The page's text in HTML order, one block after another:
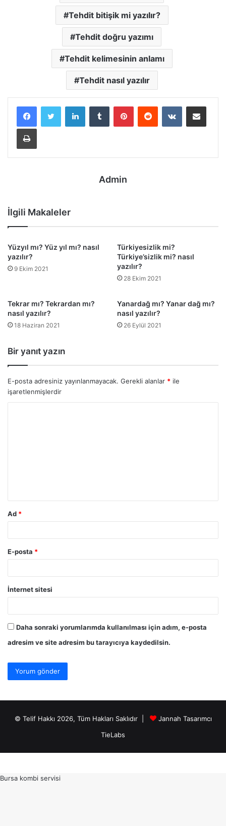
Tehdit bitişik mi yazılır?
Tehdit doğru yazımı
Tehdit kelimesinin anlamı
Tehdit nasıl yazılır
LinkedInTumblr PinterestReddit VKontakteE-Posta ile paylaş
Yazdır
Admin
İlgili Makaleler
Yüzyıl mı? Yüz yıl mı? nasıl
yazılır?
9 Ekim 2021
Türkiyesizlik mi?
Türkiye’sizlik mi? nasıl
yazılır?
28 Ekim 2021
Tekrar mı? Tekrardan mı?
nasıl yazılır?
18 Haziran 2021
Yanardağ mı? Yanar dağ mı?
nasıl yazılır?
26 Eylül 2021
Bir yanıt yazın
E-posta adresiniz yayınlanmayacak. Gerekli alanlar * ile
işaretlenmişlerdir
Ad *
E-posta *
İnternet sitesi
Daha sonraki yorumlarımda kullanılması için adım, e-posta
adresim ve site adresim bu tarayıcıya kaydedilsin.
© Telif Hakkı 2026, Tüm Hakları Saklıdır |
Jannah Tasarımcı
TieLabs
Bursa kombi servisi